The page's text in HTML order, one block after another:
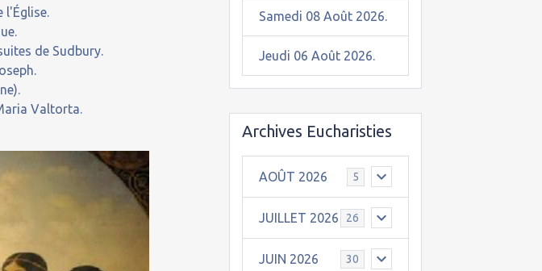
l'Église.
de Sudbury.
Valtorta.
Samedi 08 Août 2026.
Jeudi 06 Août 2026.
Archives Eucharisties
AOÛT 2026 5
JUILLET 2026 26
JUIN 2026 30